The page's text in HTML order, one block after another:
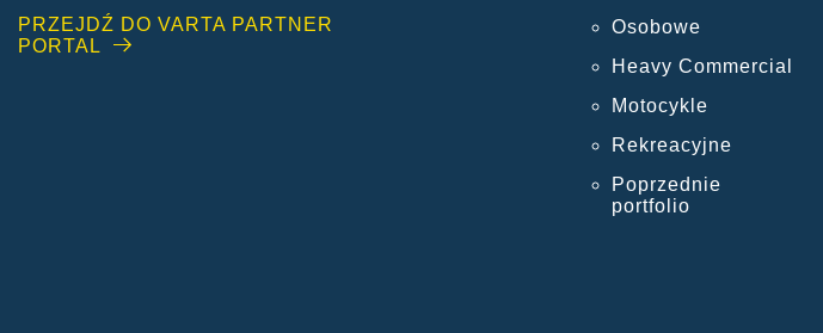
PRZEJDŹ DO VARTA PARTNER
PORTAL
Osobowe
Heavy Commercial
Motocykle
Rekreacyjne
Poprzednie
portfolio